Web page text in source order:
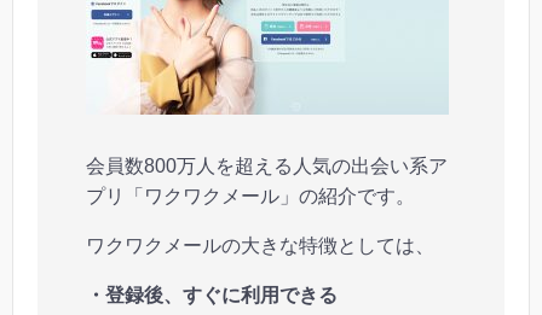
会員数800万人を超える人気の出会い系ア
プリ「ワクワクメール」の紹介です。
ワクワクメールの大きな特徴としては、
・登録後、すぐに利用できる